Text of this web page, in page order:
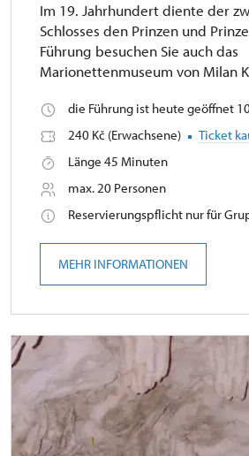
Im 19. Jahrhundert diente der
Schlosses den Prinzen und
Führung besuchen Sie auch das
Marionettenmuseum von Milan
die Führung ist heute geöffnet
240 Kč (Erwachsene)
Ticket
Länge 45 Minuten
max. 20 Personen
Reservierungspflicht nur für
MEHR INFORMATIONEN